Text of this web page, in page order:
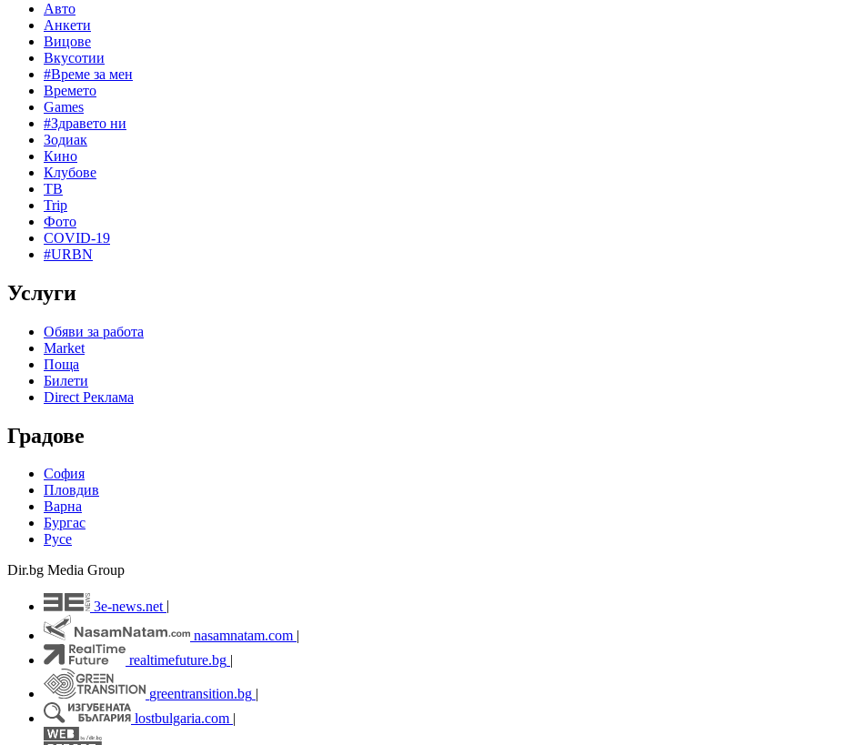
Авто
Анкети
Вицове
Вкусотии
#Време за мен
Времето
Games
#Здравето ни
Зодиак
Кино
Клубове
ТВ
Trip
Фото
COVID-19
#URBN
Услуги
Обяви за работа
Market
Поща
Билети
Direct Реклама
Градове
София
Пловдив
Варна
Бургас
Русе
Dir.bg Media Group
3e-news.net
nasamnatam.com |
realtimefuture.bg |
greentransition.bg |
lostbulgaria.com |